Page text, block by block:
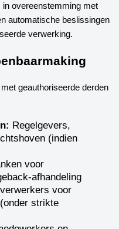
overeenstemming met
automatische beslissingen
verwerking.
geauthoriseerde derden
Regelgevers,
(indien
voor
afhandeling
voor
strikte